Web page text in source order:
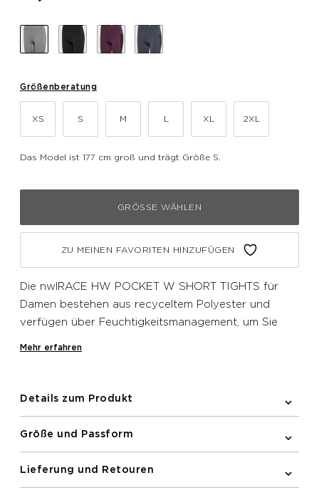
Größenberatung
XS S M L XL 2XL
Das Model ist 177 cm groß und trägt Größe S.
GRÖSSE WÄHLEN
ZU MEINEN FAVORITEN HINZUFÜGEN
Die nwlRACE HW POCKET W SHORT TIGHTS für
Damen bestehen aus recyceltem Polyester und
verfügen über Feuchtigkeitsmanagement, um Sie
Details die Sichtbarkeit erhöhen.
Mehr erfahren
Details zum Produkt
Größe und Passform
Lieferung und Retouren